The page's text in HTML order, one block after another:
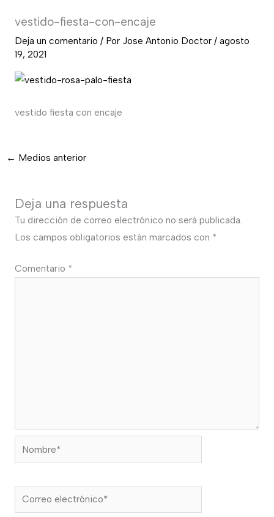
vestido-fiesta-con-encaje
Deja un comentario / Por Jose Antonio Doctor / agosto
19, 2021
vestido fiesta con encaje
← Medios anterior
Deja una respuesta
Tu dirección de correo electrónico no será publicada.
Los campos obligatorios están marcados con *
Comentario *
Nombre*
Correo
electrónico*